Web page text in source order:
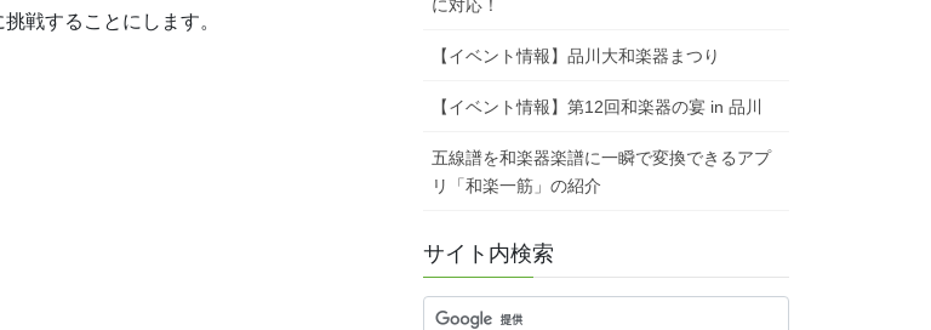
戦することにします。
に対応！
【イベント情報】品川大和楽器まつり
【イベント情報】第12回和楽器の宴 in 品川
五線譜を和楽器楽譜に一瞬で変換できるアプ
リ「和楽一筋」の紹介
サイト内検索